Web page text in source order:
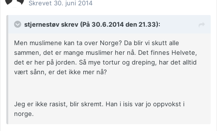
Skrevet 30. juni 2014
stjernestøv skrev (På 30.6.2014 den 21.33):
Men muslimene kan ta over Norge? Da blir vi skutt alle
sammen, det er mange muslimer her nå. Det finnes Helvete,
det er her på jorden. Så mye tortur og dreping, har det alltid
vært sånn, er det ikke mer nå?
Jeg er ikke rasist, blir skremt. Han i isis var jo oppvokst i
norge.